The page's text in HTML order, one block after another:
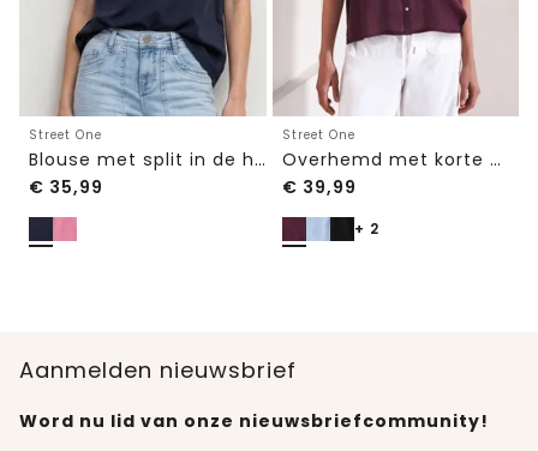
Street One
Blouse met split in de hals en volantmouwen
€ 35,99
Street One
Overhemd met korte mouwen en omgeslagen manchetten
€ 39,99
+ 2
Aanmelden nieuwsbrief
Word nu lid van onze nieuwsbriefcommunity!